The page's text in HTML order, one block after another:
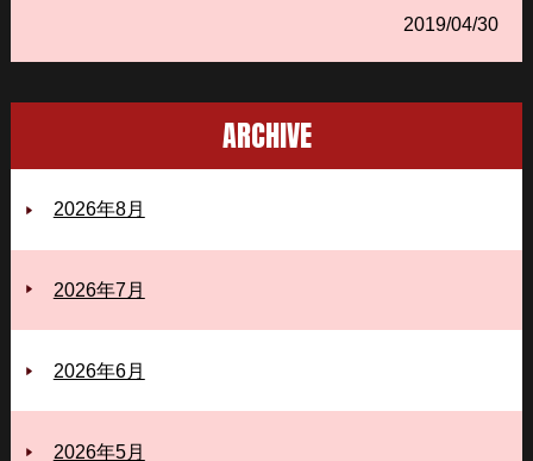
2019/04/30
ARCHIVE
2026年8月
2026年7月
2026年6月
2026年5月